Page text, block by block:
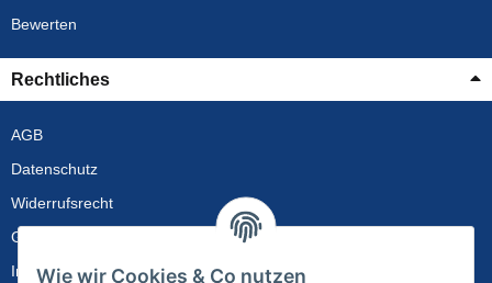
Bewerten
Rechtliches
AGB
Datenschutz
Widerrufsrecht
Gewährleistung
Impressum
Wie wir Cookies & Co nutzen